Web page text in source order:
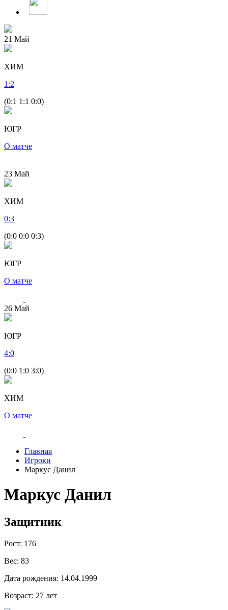
21 Май
ХИМ
1 :2
(0:1 1:1 0:0)
ЮГР
О матче
23 Май
ХИМ
0:3
(0:0 0:0 0:3)
ЮГР
О матче
26 Май
ЮГР
4:0
(0:0 1:0 3:0)
ХИМ
О матче
Главная
Игроки
Маркус Данил
Маркус Данил
Защитник
Рост: 176
Вес: 83
Дата рождения: 14.04.1999
Возраст: 27 лет